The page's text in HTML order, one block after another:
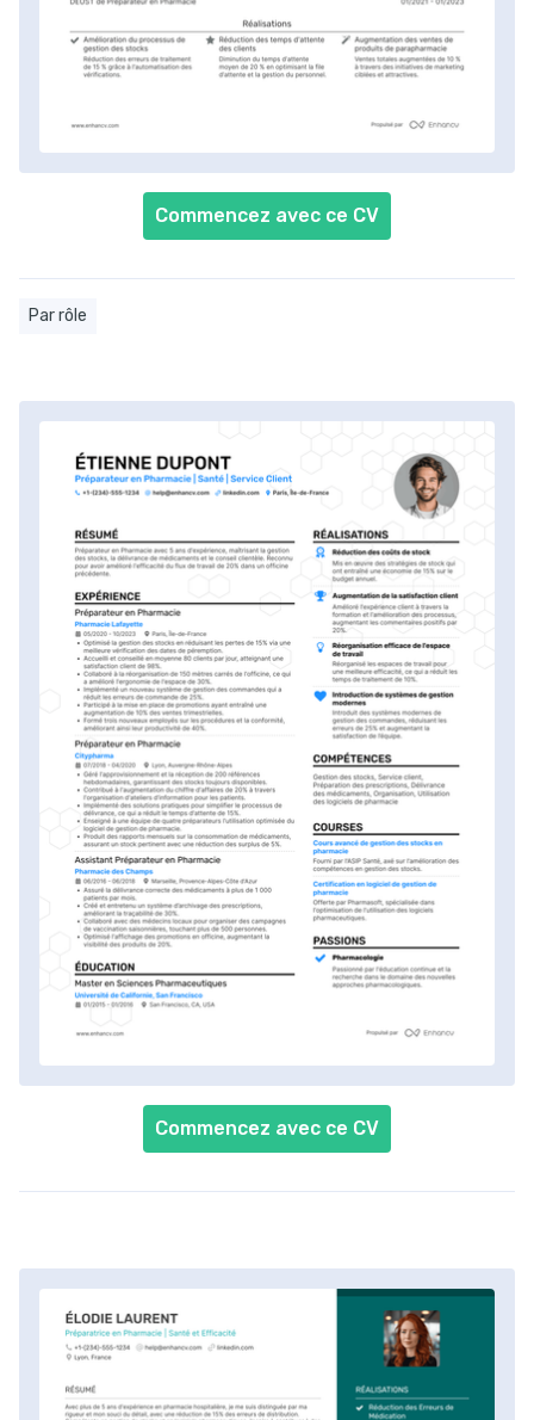
Commencez avec ce CV
Par rôle
Commencez avec ce CV